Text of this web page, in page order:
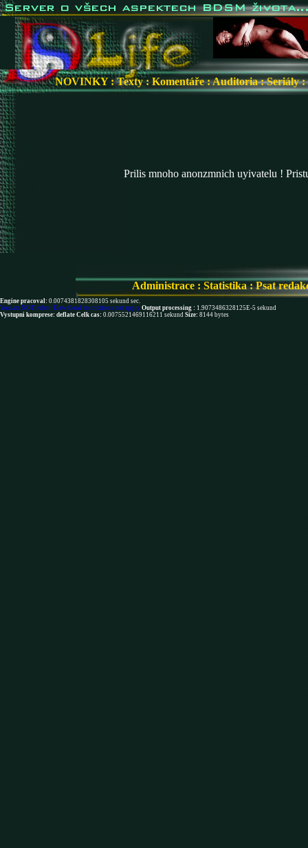
NOVINKY:Texty: Komentáře:Auditoria:Seriály:
Prilis mnoho anonzmnich uyivatelu !
Administrace : Statistika:Psat
Engine pracoval: 0.0074381828308105 sekund sec.
You are NOT robot. Download restrictions not apply Output processing : 1.9073486328125E-5 sekund
Vystupni komprese: deflate Celk cas: 0.0075521469116211 sekund Size: 8144 bytes